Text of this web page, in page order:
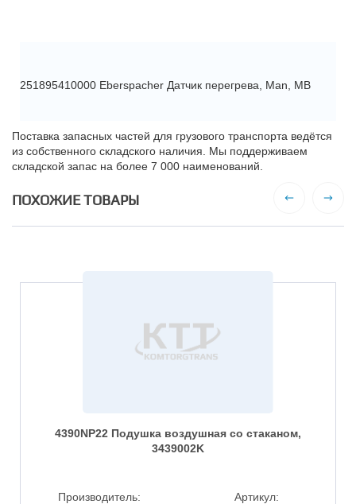
251895410000 Eberspacher Датчик перегрева, Man, MB
Поставка запасных частей для грузового транспорта ведётся
из собственного складского наличия. Мы поддерживаем
складской запас на более 7 000 наименований.
ПОХОЖИЕ ТОВАРЫ
4390NP22 Подушка воздушная со стаканом,
3439002K
Производитель:
Артикул: